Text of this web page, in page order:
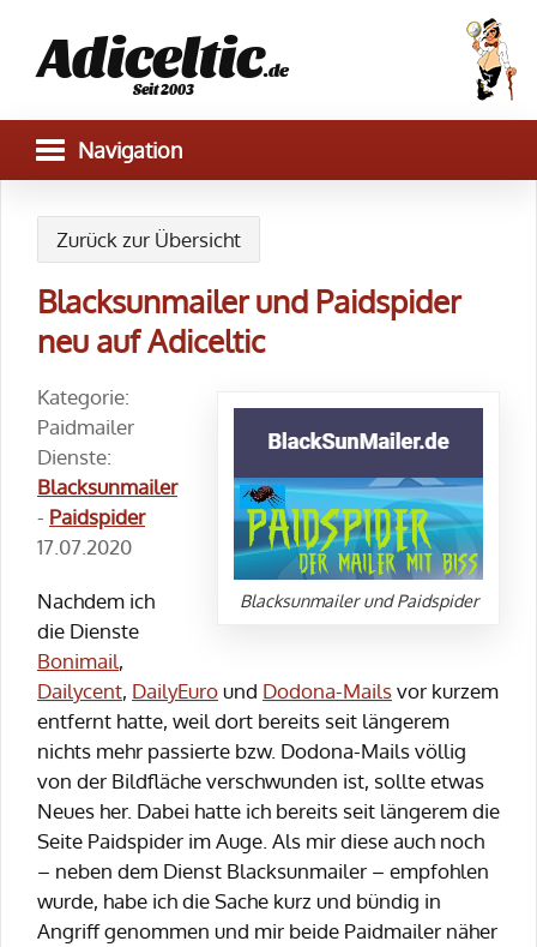
Adiceltic.de
Seit 2003
Zurück zur Übersicht
Blacksunmailer und Paidspider
neu auf Adiceltic
Blacksunmailer und Paidspider
Kategorie:
Paidmailer
Dienste:
Blacksunmailer
- Paidspider
17.07.2020
Nachdem ich
die Dienste
Bonimail,
Dailycent, DailyEuround Dodona-Mailsvor kurzem
entfernt hatte, weil dort bereits seit längerem
nichts mehr passierte bzw. Dodona-Mails völlig
von der Bildfläche verschwunden ist, sollte etwas
Neues her. Dabei hatte ich bereits seit längerem die
Seite Paidspider im Auge. Als mir diese auch noch
– neben dem Dienst Blacksunmailer – empfohlen
wurde, habe ich die Sache kurz und bündig in
Angriff genommen und mir beide Paidmailer näher